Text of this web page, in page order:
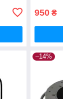
950 ₴
–14%